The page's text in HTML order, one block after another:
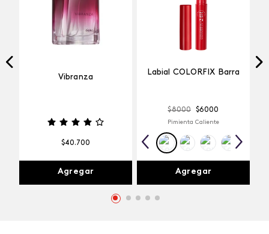
Vibranza
$40.700
Agregar
Labial COLORFIX Barra
$8000 $6000
Pimienta Caliente
Agregar